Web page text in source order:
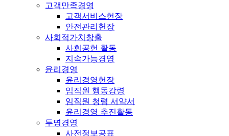
고객만족경영
고객서비스헌장
안전관리헌장
사회적가치창출
사회공헌 활동
지속가능경영
윤리경영
윤리경영헌장
임직원 행동강령
임직원 청렴 서약서
윤리경영 추진활동
투명경영
사전정보공표